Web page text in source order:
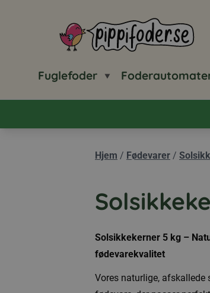
Pippifoder logo
Fuglefoder
Hjem / Fødevarer /
Solsikkekerner 5 kg –
fødevarekvalitet
Vores naturlige,